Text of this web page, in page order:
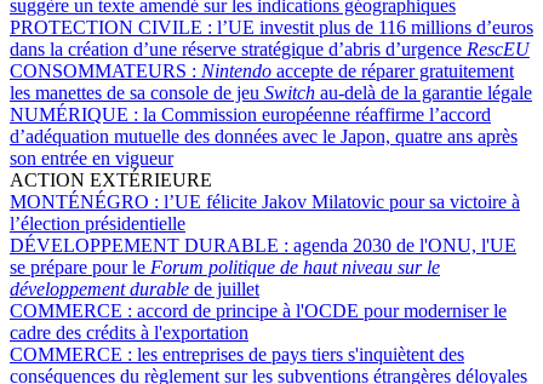
suggère un texte amendé sur les indications géographiques
PROTECTION CIVILE : l’UE investit plus de 116 millions d’euros
dans la création d’une réserve stratégique d’abris d’urgence RescEU
CONSOMMATEURS : Nintendo accepte de réparer gratuitement
les manettes de sa console de jeu Switch au-delà de la garantie légale
NUMÉRIQUE : la Commission européenne réaffirme l’accord
d’adéquation mutuelle des données avec le Japon, quatre ans après
son entrée en vigueur
ACTION EXTÉRIEURE
MONTÉNÉGRO : l’UE félicite Jakov Milatovic pour sa victoire à
l’élection présidentielle
DÉVELOPPEMENT DURABLE : agenda 2030 de l'ONU, l'UE
se prépare pour le Forum politique de haut niveau sur le
développement durable de juillet
COMMERCE : accord de principe à l'OCDE pour moderniser le
cadre des crédits à l'exportation
COMMERCE : les entreprises de pays tiers s'inquiètent des
conséquences du règlement sur les subventions étrangères déloyales